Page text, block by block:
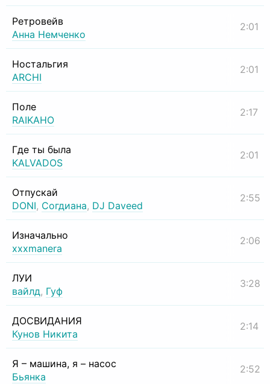
Ретровейв
Анна Немченко
2:01
Ностальгия
ARCHI
2:01
Поле
RAIKAHO
2:17
Где ты была
KALVADOS
2:01
Отпускай
DONI, Согдиана, DJ Daveed
2:55
Изначально
xxxmanera
2:06
ЛУИ
вайлд, Гуф
3:28
ДОСВИДАНИЯ
Кунов Никита
2:14
Я – машина, я – насос
Бьянка
2:52